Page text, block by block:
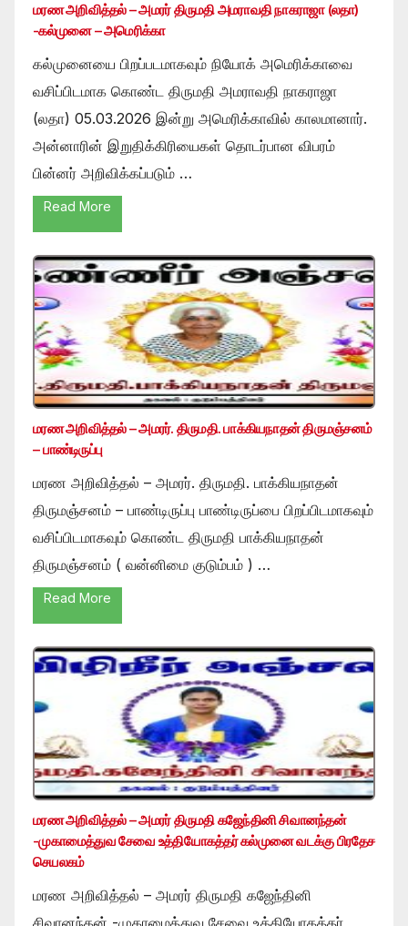
மரண அறிவித்தல் – அமரர் திருமதி அமராவதி நாகராஜா (லதா)
-கல்முனை – அமெரிக்கா
கல்முனையை பிறப்படமாகவும் நியோக் அமெரிக்காவை
வசிப்பிடமாக கொண்ட திருமதி அமராவதி நாகராஜா
(லதா) 05.03.2026 இன்று அமெரிக்காவில் காலமானார்.
அன்னாரின் இறுதிக்கிரியைகள் தொடர்பான விபரம்
பின்னர் அறிவிக்கப்படும் …
Read More
மரண அறிவித்தல் – அமரர். திருமதி. பாக்கியநாதன் திருமஞ்சனம்
– பாண்டிருப்பு
மரண அறிவித்தல் – அமரர். திருமதி. பாக்கியநாதன்
திருமஞ்சனம் – பாண்டிருப்பு பாண்டிருப்பை பிறப்பிடமாகவும்
வசிப்பிடமாகவும் கொண்ட திருமதி பாக்கியநாதன்
திருமஞ்சனம் ( வன்னிமை குடும்பம் ) …
Read More
மரண அறிவித்தல் – அமரர் திருமதி கஜேந்தினி சிவானந்தன்
-முகாமைத்துவ சேவை உத்தியோகத்தர் கல்முனை வடக்கு பிரதேச
செயலகம்
மரண அறிவித்தல் – அமரர் திருமதி கஜேந்தினி
சிவானந்தன் -முகாமைத்துவ சேவை உத்தியோகத்தர்